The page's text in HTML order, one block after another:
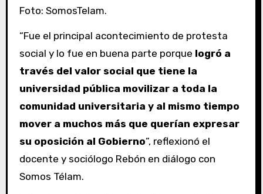
Foto: SomosTelam.
“Fue el principal acontecimiento de protesta
social y lo fue en buena parte porque logró a
través del valor social que tiene la
universidad pública movilizar a toda la
comunidad universitaria y al mismo tiempo
mover a muchos más que querían expresar
su oposición al Gobierno”, reflexionó el
docente y sociólogo Rebón en diálogo con
Somos Télam.